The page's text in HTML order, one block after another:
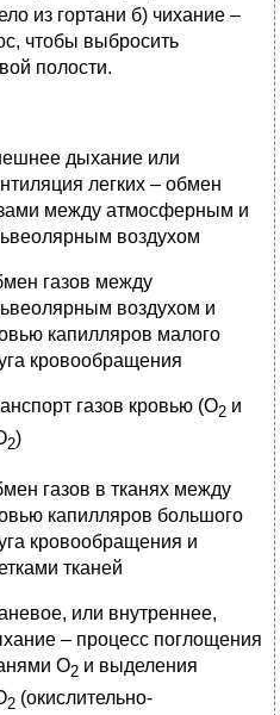
из гортани б) чихание –
чтобы выбросить
полости.
дыхание или
легких – обмен
между атмосферным и
воздухом
газов между
воздухом и
капилляров малого
кровообращения
газов кровью (О2 и
2)
газов в тканях между
капилляров большого
кровообращения и
тканей
или внутреннее,
– процесс поглощения
О2 и выделения
2 (окислительно-